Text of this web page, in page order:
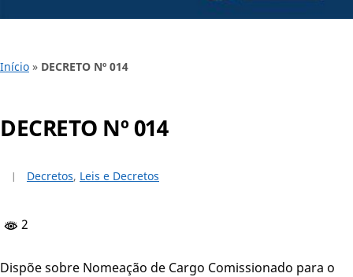
Início » DECRETO Nº 014
DECRETO Nº 014
Decretos, Leis e Decretos
2
Dispõe sobre Nomeação de Cargo Comissionado para o